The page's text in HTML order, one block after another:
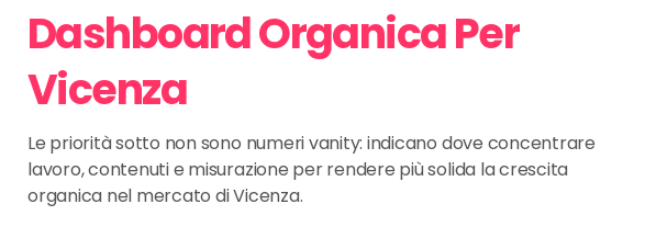
Dashboard Organica Per
Vicenza
Le priorità sotto non sono numeri vanity: indicano dove concentrare
lavoro, contenuti e misurazione per rendere più solida la crescita
organica nel mercato di Vicenza.